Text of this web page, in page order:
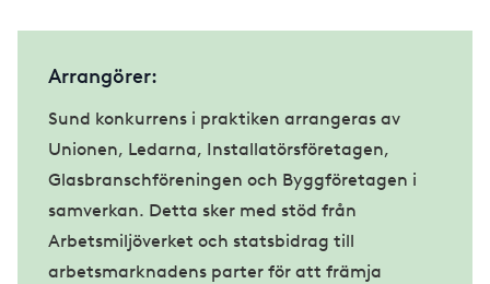
Arrangörer:
Sund konkurrens i praktiken arrangeras av
Unionen, Ledarna, Installatörsföretagen,
Glasbranschföreningen och Byggföretagen i
samverkan. Detta sker med stöd från
Arbetsmiljöverket och statsbidrag till
arbetsmarknadens parter för att främja